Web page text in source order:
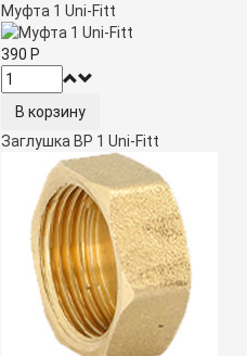
Муфта 1 Uni-Fitt
390 Р
Заглушка ВР 1 Uni-Fitt